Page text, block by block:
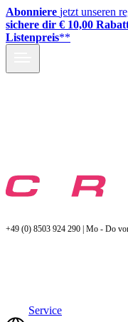
Abonniere jetzt unseren
sichere dir € 10,00
Listenpreis**
+49 (0) 8503 924 290 | Mo - Do
Service